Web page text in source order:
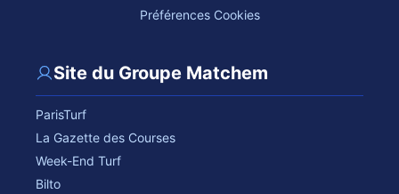
Préférences Cookies
Site du Groupe Matchem
ParisTurf
La Gazette des Courses
Week-End Turf
Bilto